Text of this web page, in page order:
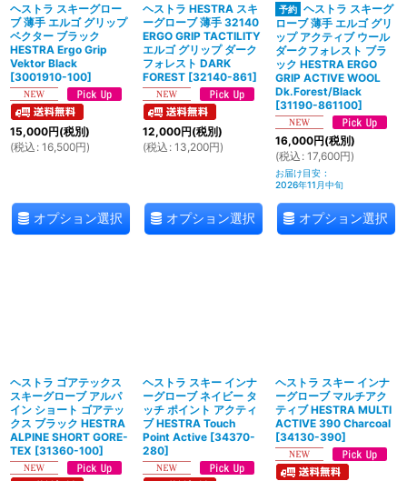
ヘストラ スキーグロー
ブ 薄手 エルゴ グリップ
ベクター ブラック
HESTRA Ergo Grip
Vektor Black
[3001910-100]
15,000円(税別)
(税込 : 16,500円)
オプション選択
ヘストラ HESTRA スキ
ーグローブ 薄手 32140
ERGO GRIP TACTILITY
エルゴ グリップ ダーク
フォレスト DARK
FOREST [32140-861]
12,000円(税別)
(税込 : 13,200円)
オプション選択
ヘストラ スキーグ
ローブ 薄手 エルゴ グリ
ップ アクティブ ウール
ダークフォレスト ブラ
ック HESTRA ERGO
GRIP ACTIVE WOOL
Dk.Forest/Black
[31190-861100]
16,000円(税別)
(税込 : 17,600円)
お届け目安 :
2026年11月中旬
オプション選択
ヘストラ ゴアテックス
スキーグローブ アルパ
イン ショート ゴアテッ
クス ブラック HESTRA
ALPINE SHORT GORE-
TEX [31360-100]
ヘストラ スキー インナ
ーグローブ ネイビー タ
ッチ ポイント アクティ
ブ HESTRA Touch
Point Active [34370-
280]
ヘストラ スキー インナ
ーグローブ マルチアク
ティブ HESTRA MULTI
ACTIVE 390 Charcoal
[34130-390]